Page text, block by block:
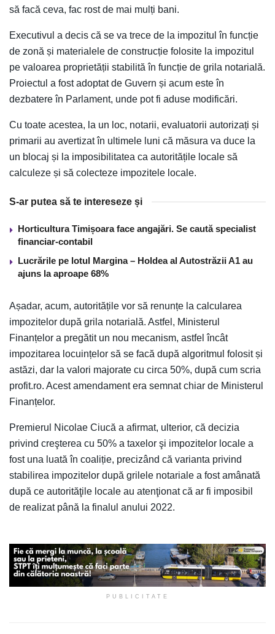
să facă ceva, fac rost de mai mulți bani.
Executivul a decis că se va trece de la impozitul în funcție
de zonă și materialele de construcție folosite la impozitul
pe valoarea proprietății stabilită în funcție de grila notarială.
Proiectul a fost adoptat de Guvern și acum este în
dezbatere în Parlament, unde pot fi aduse modificări.
Cu toate acestea, la un loc, notarii, evaluatorii autorizați și
primarii au avertizat în ultimele luni că măsura va duce la
un blocaj și la imposibilitatea ca autoritățile locale să
calculeze și să colecteze impozitele locale.
S-ar putea să te intereseze și
Horticultura Timișoara face angajări. Se caută specialist
financiar-contabil
Lucrările pe lotul Margina – Holdea al Autostrăzii A1 au
ajuns la aproape 68%
Așadar, acum, autoritățile vor să renunțe la calcularea
impozitelor după grila notarială. Astfel, Ministerul
Finanțelor a pregătit un nou mecanism, astfel încât
impozitarea locuințelor să se facă după algoritmul folosit și
astăzi, dar la valori majorate cu circa 50%, după cum scria
profit.ro. Acest amendament era semnat chiar de Ministerul
Finanțelor.
Premierul Nicolae Ciucă a afirmat, ulterior, că decizia
privind creşterea cu 50% a taxelor şi impozitelor locale a
fost una luată în coaliție, precizând că varianta privind
stabilirea impozitelor după grilele notariale a fost amânată
după ce autorităţile locale au atenţionat că ar fi imposibil
de realizat până la finalul anului 2022.
PUBLICITATE